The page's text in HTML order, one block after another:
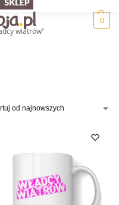
0
wiatrów”